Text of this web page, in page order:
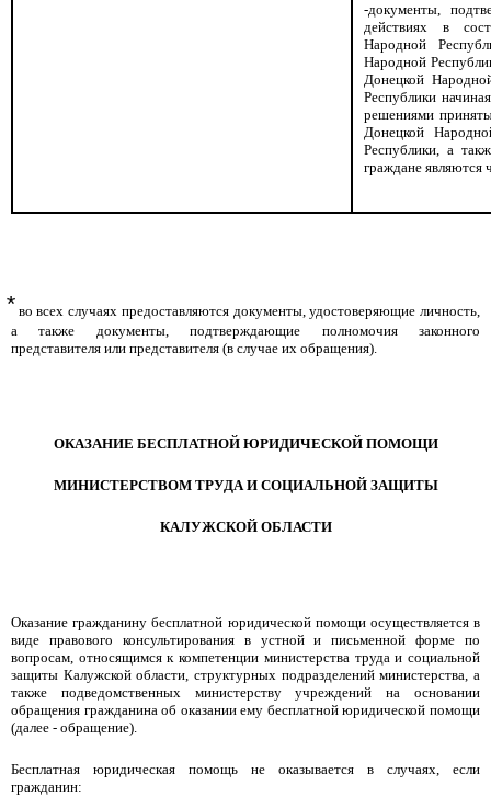
-документы,
действиях в
Народной
Народной
Донецкой
Республики
решениями
Донецкой
Республики, а
граждане являются
⃰ во всех случаях предоставляются документы, удостоверяющие личность,
а также документы, подтверждающие полномочия законного
представителя или представителя (в случае их обращения).
ОКАЗАНИЕ БЕСПЛАТНОЙ ЮРИДИЧЕСКОЙ ПОМОЩИ
МИНИСТЕРСТВОМ ТРУДА И СОЦИАЛЬНОЙ ЗАЩИТЫ
КАЛУЖСКОЙ ОБЛАСТИ
Оказание гражданину бесплатной юридической помощи осуществляется в
виде правового консультирования в устной и письменной форме по
вопросам, относящимся к компетенции министерства труда и социальной
защиты Калужской области, структурных подразделений министерства, а
также подведомственных министерству учреждений на основании
обращения гражданина об оказании ему бесплатной юридической помощи
(далее - обращение).
Бесплатная юридическая помощь не оказывается в случаях, если
гражданин: